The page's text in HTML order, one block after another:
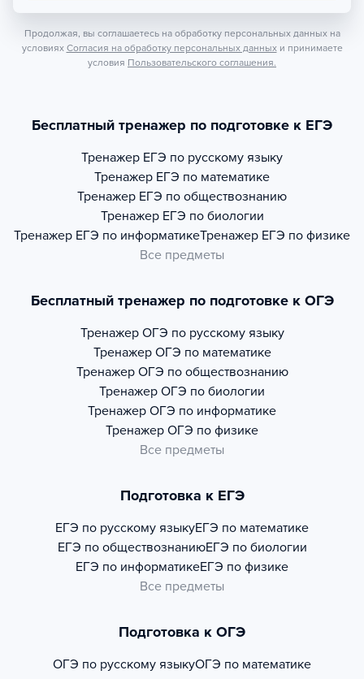
Продолжая, вы соглашаетесь на обработку персональных данных на
условиях Согласия на обработку персональных данных и принимаете
условия Пользовательского соглашения.
Бесплатный тренажер по подготовке к ЕГЭ
Тренажер ЕГЭ по русскому языку
Тренажер ЕГЭ по математике
Тренажер ЕГЭ по обществознанию
Тренажер ЕГЭ по биологии
Тренажер ЕГЭ по информатикеТренажер ЕГЭ по физике
Все предметы
Бесплатный тренажер по подготовке к ОГЭ
Тренажер ОГЭ по русскому языку
Тренажер ОГЭ по математике
Тренажер ОГЭ по обществознанию
Тренажер ОГЭ по биологии
Тренажер ОГЭ по информатике
Тренажер ОГЭ по физике
Все предметы
Подготовка к ЕГЭ
ЕГЭ по русскому языкуЕГЭ по математике
ЕГЭ по обществознаниюЕГЭ по биологии
ЕГЭ по информатикеЕГЭ по физике
Все предметы
Подготовка к ОГЭ
ОГЭ по русскому языкуОГЭ по математике